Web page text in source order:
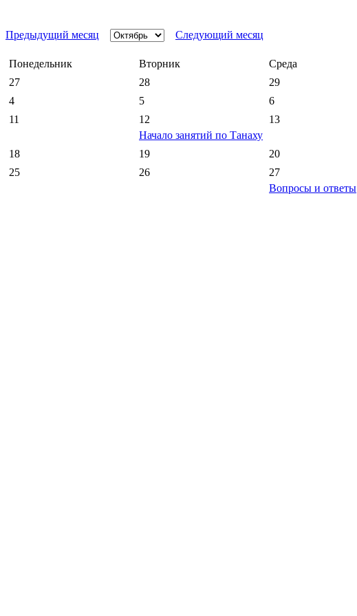
Предыдущий месяц
Следующий месяц
Понедельник Вторник Среда
27
28 29
4
5 6
11
12
Начало занятий по Танаху
13
18 19 20
25
26
27
Вопросы и ответы